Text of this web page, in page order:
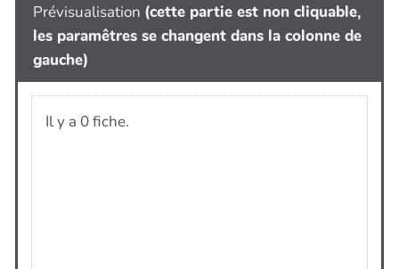
Prévisualisation (cette partie est non cliquable,
les paramêtres se changent dans la colonne de
gauche)